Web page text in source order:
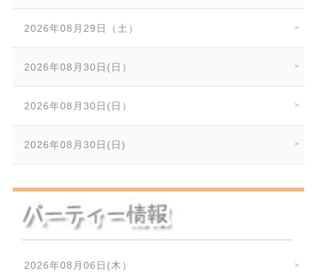
2026年08月29日（土）
2026年08月30日(日）
2026年08月30日(日）
2026年08月30日(日)
2026年08月06日(木）